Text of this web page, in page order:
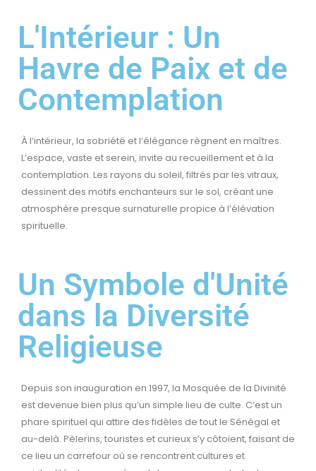
L'Intérieur : Un
Havre de Paix et de
Contemplation
À l’intérieur, la sobriété et l’élégance règnent en maîtres.
L’espace, vaste et serein, invite au recueillement et à la
contemplation. Les rayons du soleil, filtrés par les vitraux,
dessinent des motifs enchanteurs sur le sol, créant une
atmosphère presque surnaturelle propice à l’élévation
spirituelle.
Un Symbole d'Unité
dans la Diversité
Religieuse
Depuis son inauguration en 1997, la Mosquée de la Divinité
est devenue bien plus qu’un simple lieu de culte. C’est un
phare spirituel qui attire des fidèles de tout le Sénégal et
au-delà. Pèlerins, touristes et curieux s’y côtoient, faisant de
ce lieu un carrefour où se rencontrent cultures et